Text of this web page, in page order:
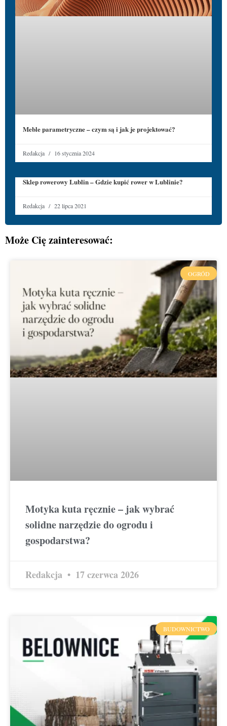
Meble parametryczne – czym są i jak je projektować?
Redakcja 16 stycznia 2024
Sklep rowerowy Lublin – Gdzie kupić rower w Lublinie?
Redakcja 22 lipca 2021
Może Cię zainteresować:
OGRÓD
Motyka kuta ręcznie – jak wybrać
solidne narzędzie do ogrodu i
gospodarstwa?
Redakcja 17 czerwca 2026
BUDOWNICTWO